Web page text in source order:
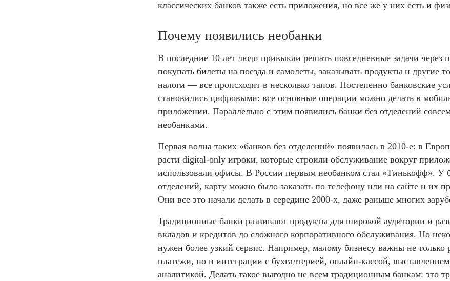
классических банков также есть приложения, но все же у них есть и
Почему появились необанки
В последние 10 лет люди привыкли решать повседневные задачи через
покупать билеты на поезда и самолеты, заказывать продукты и другие
налоги — все происходит в несколько тапов. Постепенно банковские
становились цифровыми: все основные операции можно делать в
приложении. Параллельно с этим появились банки без отделений
необанками.
Первая волна таких «банков без отделений» появилась в 2010-е: в
расти digital-only игроки, которые строили обслуживание вокруг
использовали офисы. В России первым необанком стал «Тинькофф». У
отделений, карту можно было заказать по телефону или на сайте и их
Они все это начали делать в середине 2000-х, даже раньше многих
Традиционные банки развивают продукты для широкой аудитории и
вкладов и кредитов до сложного корпоративного обслуживания. Но
нужен более узкий сервис. Например, малому бизнесу важны не только
платежи, но и интеграции с бухгалтерией, онлайн-кассой,
аналитикой. Делать такое выгодно не всем традиционным банкам: это